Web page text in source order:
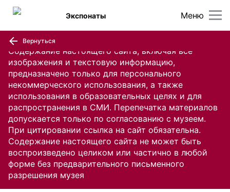
Содержание настоящего сайта, включая все
изображения и текстовую информацию,
предназначено только для персонального
некоммерческого использования, а также
использования в образовательных целях и для
распространения в СМИ. Перепечатка материалов
допускается только по согласованию с музеем.
При цитировании ссылка на сайт обязательна.
Содержание настоящего сайта не может быть
воспроизведено целиком или частично в любой
форме без предварительного письменного
разрешения музея
Меню
Экспонаты
Вернуться